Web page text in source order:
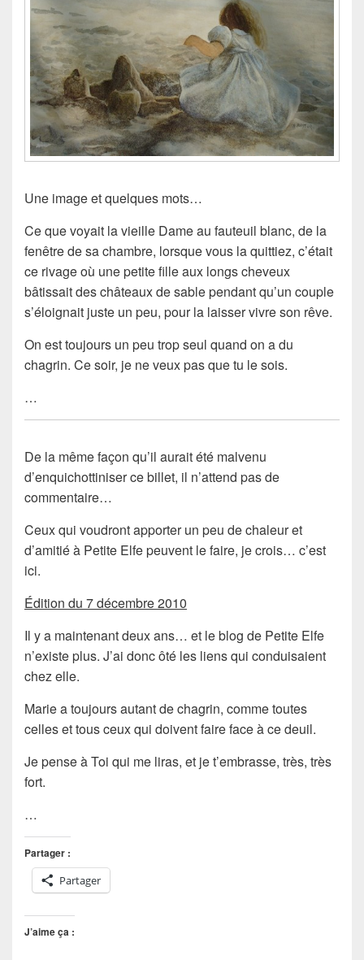
Une image et quelques mots…
Ce que voyait la vieille Dame au fauteuil blanc, de la
fenêtre de sa chambre, lorsque vous la quittiez, c’était
ce rivage où une petite fille aux longs cheveux
bâtissait des châteaux de sable pendant qu’un couple
s’éloignait juste un peu, pour la laisser vivre son rêve.
On est toujours un peu trop seul quand on a du
chagrin. Ce soir, je ne veux pas que tu le sois.
…
De la même façon qu’il aurait été malvenu
d’enquichottiniser ce billet, il n’attend pas de
commentaire…
Ceux qui voudront apporter un peu de chaleur et
d’amitié à Petite Elfe peuvent le faire, je crois… c’est
ici.
Édition du 7 décembre 2010
Il y a maintenant deux ans… et le blog de Petite Elfe
n’existe plus. J’ai donc ôté les liens qui conduisaient
chez elle.
Marie a toujours autant de chagrin, comme toutes
celles et tous ceux qui doivent faire face à ce deuil.
Je pense à Toi qui me liras, et je t’embrasse, très, très
fort.
…
Partager :
Partager
J’aime ça :